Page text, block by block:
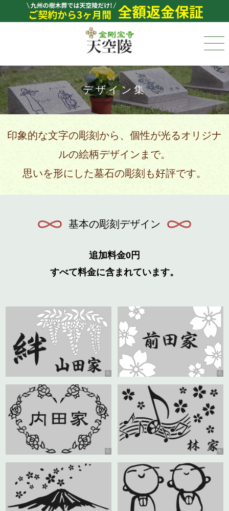
デザイン集
印象的な文字の彫刻から、個性が光るオリジナ
ルの絵柄デザインまで。
思いを形にした墓石の彫刻も好評です。
基本の彫刻デザイン
追加料金0円
すべて料金に含まれています。